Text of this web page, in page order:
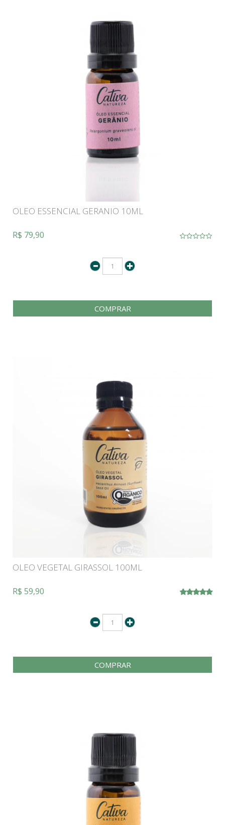
OLEO ESSENCIAL GERANIO 10ML
R$ 79,90
COMPRAR
OLEO VEGETAL GIRASSOL 100ML
R$ 59,90
COMPRAR